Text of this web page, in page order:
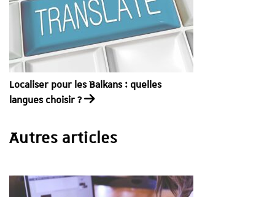
Localiser pour les Balkans : quelles
langues choisir ?
Autres articles